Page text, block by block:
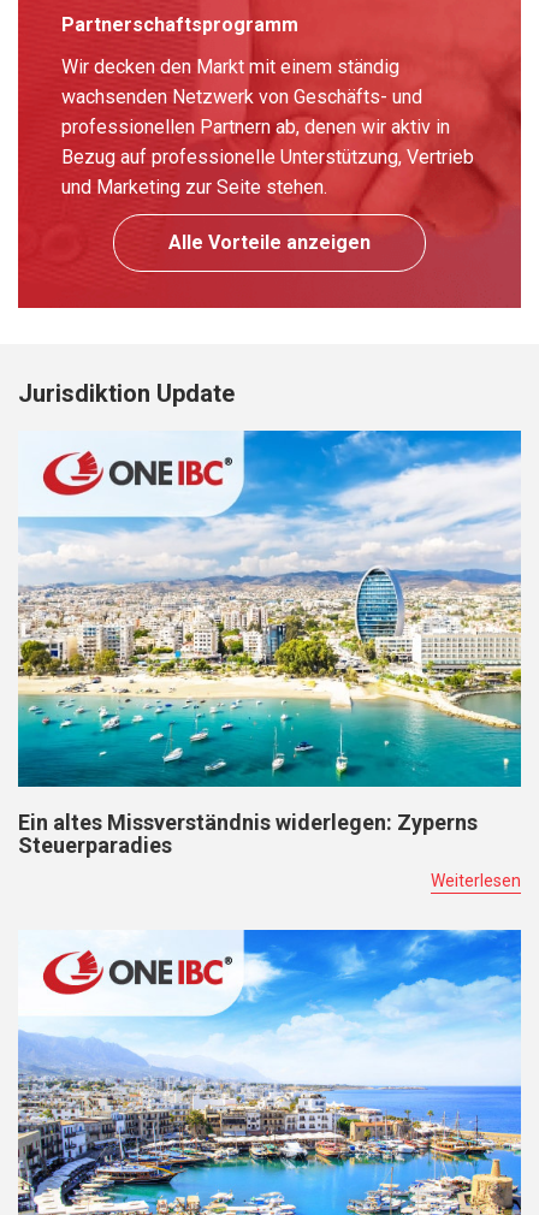
Partnerschaftsprogramm
Wir decken den Markt mit einem ständig
wachsenden Netzwerk von Geschäfts- und
professionellen Partnern ab, denen wir aktiv in
Bezug auf professionelle Unterstützung, Vertrieb
und Marketing zur Seite stehen.
Alle Vorteile anzeigen
Jurisdiktion Update
Ein altes Missverständnis widerlegen: Zyperns
Steuerparadies
Weiterlesen